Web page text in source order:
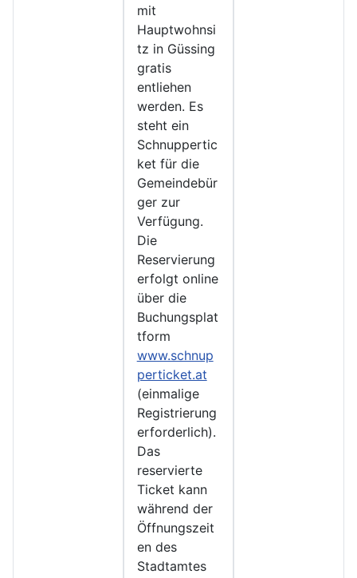
mit
Hauptwohnsi
tz in Güssing
gratis
entliehen
werden. Es
steht ein
Schnuppertic
ket für die
Gemeindebür
ger zur
Verfügung.
Die
Reservierung
erfolgt online
über die
Buchungsplat
tform
www.schnup
perticket.at
(einmalige
Registrierung
erforderlich).
Das
reservierte
Ticket kann
während der
Öffnungszeit
en des
Stadtamtes